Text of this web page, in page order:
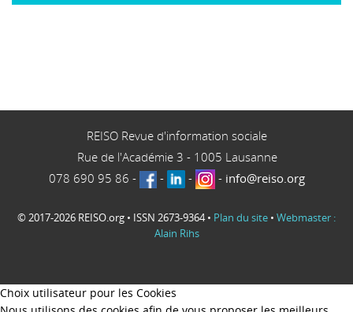
REISO Revue d'information sociale
Rue de l'Académie 3 - 1005 Lausanne
078 690 95 86 - - - - info@reiso.org
© 2017-2026 REISO.org • ISSN 2673-9364 • Plan du site • Webmaster :
Alain Rihs
Choix utilisateur pour les Cookies